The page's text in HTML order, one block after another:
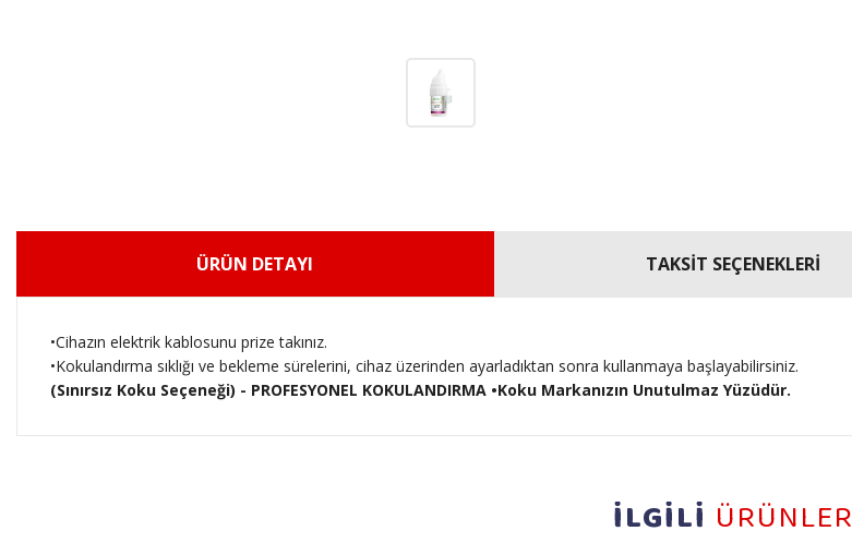
ÜRÜN DETAYI TAKSİT SEÇENEKLERİ
•Cihazın elektrik kablosunu prize takınız.
•Kokulandırma sıklığı ve bekleme sürelerini, cihaz üzerinden ayarladıktan sonra kullanmaya başlayabilirsiniz.
(Sınırsız Koku Seçeneği) - PROFESYONEL KOKULANDIRMA •Koku Markanızın Unutulmaz Yüzüdür.
İLGİLİ ÜRÜNLER